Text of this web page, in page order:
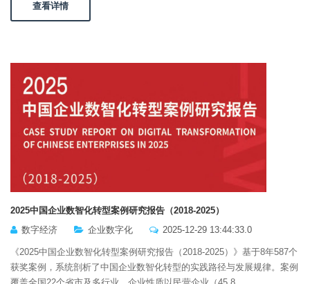
查看详情
2025中国企业数智化转型案例研究报告（2018-2025）
数字经济
企业数字化 2025-12-29 13:44:33.0
《2025中国企业数智化转型案例研究报告（2018-2025）》基于8年587个
获奖案例，系统剖析了中国企业数智化转型的实践路径与发展规律。案例